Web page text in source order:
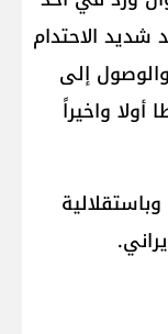
شديد الاحتدام
والوصول إلى
واخيراً